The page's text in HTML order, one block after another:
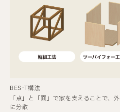
MasterCraft
全プロセス自社一貫建設体制「マス
ドデザイン賞を受賞
BES-T構法
「点」と「面」で家を支えることで、
に分散